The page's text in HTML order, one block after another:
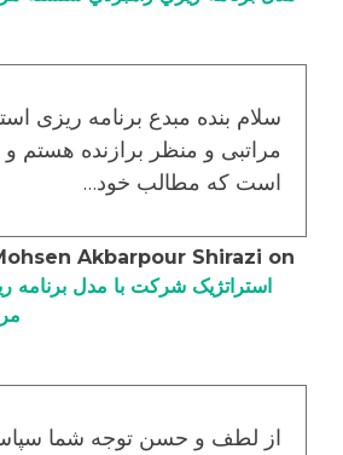
سلام بنده مبدع برنامه ریزی
است که مطالب خود…
Akbarpour Shirazi on
استراتژیک شرکت با مدل برنامه
از لطف و حسن توجه شما